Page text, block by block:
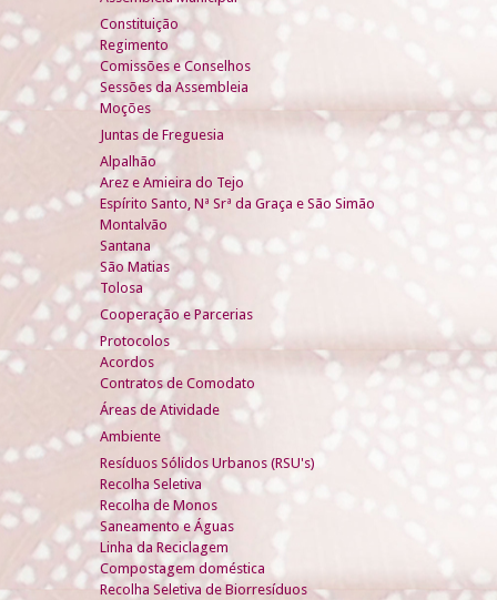
Constituição
Regimento
Comissões e Conselhos
Sessões da Assembleia
Moções
Juntas de Freguesia
Alpalhão
Arez e Amieira do Tejo
Espírito Santo, Nª Srª da Graça e São Simão
Montalvão
Santana
São Matias
Tolosa
Cooperação e Parcerias
Protocolos
Acordos
Contratos de Comodato
Áreas de Atividade
Ambiente
Resíduos Sólidos Urbanos (RSU's)
Recolha Seletiva
Recolha de Monos
Saneamento e Águas
Linha da Reciclagem
Compostagem doméstica
Recolha Seletiva de Biorresíduos